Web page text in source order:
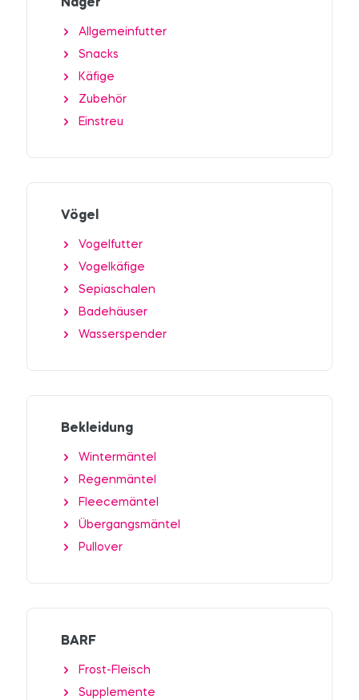
Nager
Allgemeinfutter
Snacks
Käfige
Zubehör
Einstreu
Vögel
Vogelfutter
Vogelkäfige
Sepiaschalen
Badehäuser
Wasserspender
Bekleidung
Wintermäntel
Regenmäntel
Fleecemäntel
Übergangsmäntel
Pullover
BARF
Frost-Fleisch
Supplemente